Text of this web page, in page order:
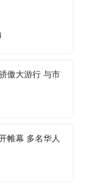
傲大游行 与市
帷幕 多名华人